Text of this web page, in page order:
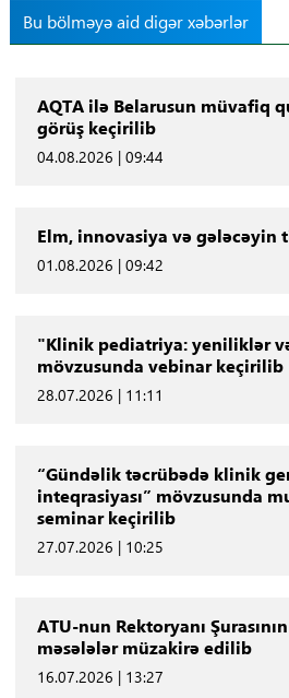
Bu bölməyə aid digər xəbərlər
AQTA ilə Belarusun müvafiq
görüş keçirilib
04.08.2026 | 09:44
Elm, innovasiya və gələcəyin
01.08.2026 | 09:42
"Klinik pediatriya: yeniliklər
mövzusunda vebinar keçirilib
28.07.2026 | 11:11
“Gündəlik təcrübədə klinik
inteqrasiyası” mövzusunda
seminar keçirilib
27.07.2026 | 10:25
ATU-nun Rektoryanı
məsələlər müzakirə edilib
16.07.2026 | 13:27